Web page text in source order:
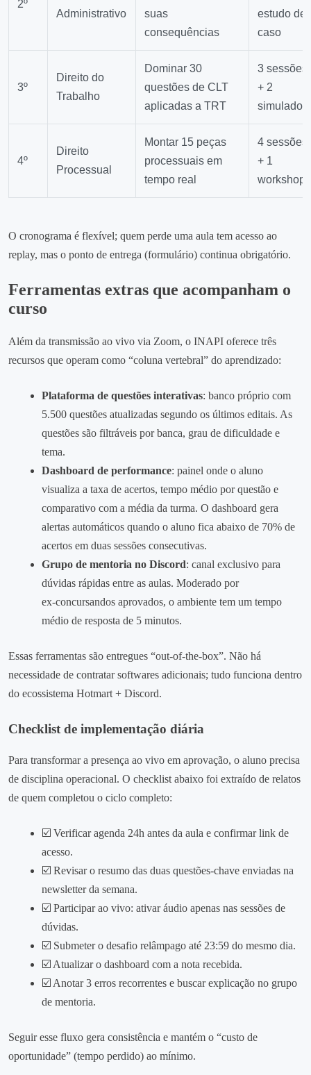
2º
Administrativo
suas
consequências
estudo de
caso
3º
Direito do
Trabalho
Dominar 30
questões de CLT
aplicadas a TRT
3 sessões
+ 2
simulados
4º
Direito
Processual
Montar 15 peças
processuais em
tempo real
4 sessões
+ 1
workshop
O cronograma é flexível; quem perde uma aula tem acesso ao
replay, mas o ponto de entrega (formulário) continua obrigatório.
Ferramentas extras que acompanham o
curso
Além da transmissão ao vivo via Zoom, o INAPI oferece três
recursos que operam como “coluna vertebral” do aprendizado:
Plataforma de questões interativas: banco próprio com
5.500 questões atualizadas segundo os últimos editais. As
questões são filtráveis por banca, grau de dificuldade e
tema.
Dashboard de performance: painel onde o aluno
visualiza a taxa de acertos, tempo médio por questão e
comparativo com a média da turma. O dashboard gera
alertas automáticos quando o aluno fica abaixo de 70% de
acertos em duas sessões consecutivas.
Grupo de mentoria no Discord: canal exclusivo para
dúvidas rápidas entre as aulas. Moderado por
ex‑concursandos aprovados, o ambiente tem um tempo
médio de resposta de 5 minutos.
Essas ferramentas são entregues “out‑of‑the‑box”. Não há
necessidade de contratar softwares adicionais; tudo funciona dentro
do ecossistema Hotmart + Discord.
Checklist de implementação diária
Para transformar a presença ao vivo em aprovação, o aluno precisa
de disciplina operacional. O checklist abaixo foi extraído de relatos
de quem completou o ciclo completo:
☑️ Verificar agenda 24h antes da aula e confirmar link de
acesso.
☑️ Revisar o resumo das duas questões‑chave enviadas na
newsletter da semana.
☑️ Participar ao vivo: ativar áudio apenas nas sessões de
dúvidas.
☑️ Submeter o desafio relâmpago até 23:59 do mesmo dia.
☑️ Atualizar o dashboard com a nota recebida.
☑️ Anotar 3 erros recorrentes e buscar explicação no grupo
de mentoria.
Seguir esse fluxo gera consistência e mantém o “custo de
oportunidade” (tempo perdido) ao mínimo.